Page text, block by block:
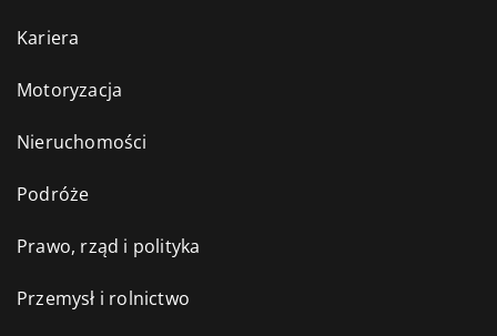
Kariera
Motoryzacja
Nieruchomości
Podróże
Prawo, rząd i polityka
Przemysł i rolnictwo